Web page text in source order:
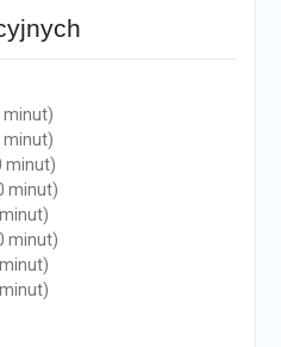
minut)
minut)
minut)